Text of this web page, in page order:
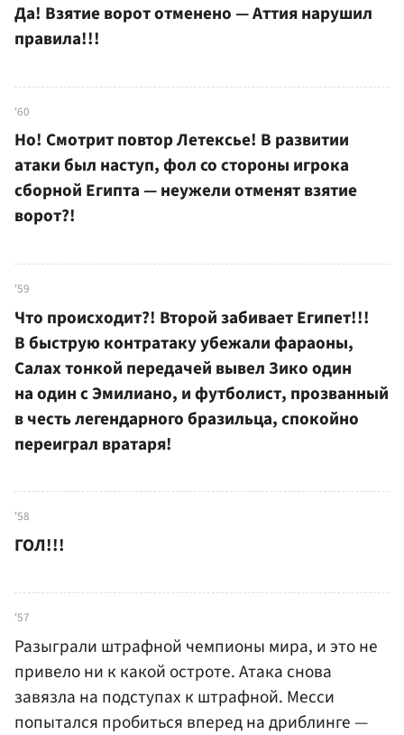
Да! Взятие ворот отменено — Аттия нарушил
правила!!!
'60
Но! Смотрит повтор Летексье! В развитии
атаки был наступ, фол со стороны игрока
сборной Египта — неужели отменят взятие
ворот?!
'59
Что происходит?! Второй забивает Египет!!!
В быструю контратаку убежали фараоны,
Салах тонкой передачей вывел Зико один
на один с Эмилиано, и футболист, прозванный
в честь легендарного бразильца, спокойно
переиграл вратаря!
'58
ГОЛ!!!
'57
Разыграли штрафной чемпионы мира, и это не
привело ни к какой остроте. Атака снова
завязла на подступах к штрафной. Месси
попытался пробиться вперед на дриблинге —